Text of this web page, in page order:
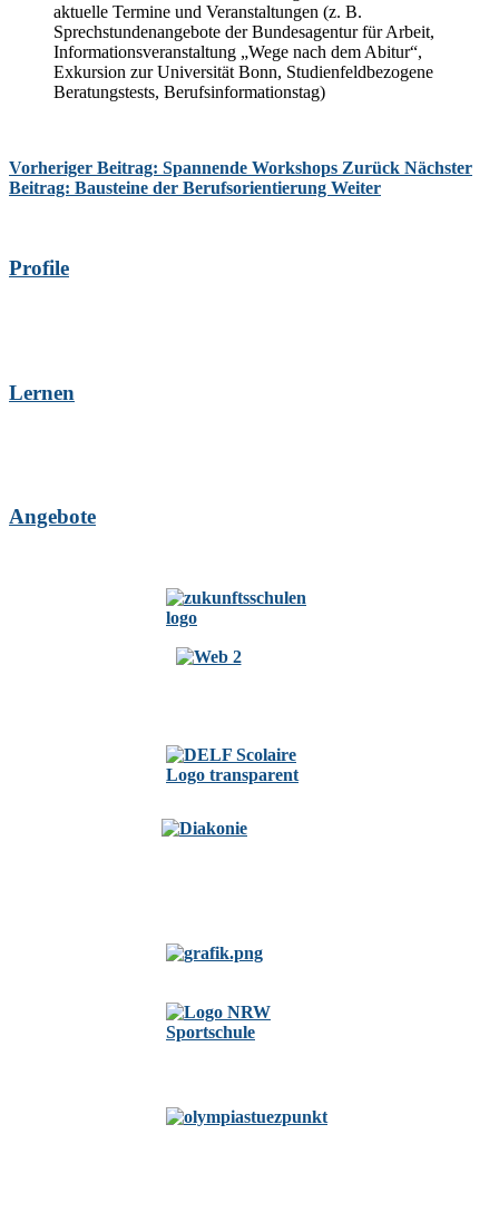
aktuelle Termine und Veranstaltungen (z. B.
Sprechstundenangebote der Bundesagentur für Arbeit,
Informationsveranstaltung „Wege nach dem Abitur“,
Exkursion zur Universität Bonn, Studienfeldbezogene
Beratungstests, Berufsinformationstag)
Vorheriger Beitrag: Spannende Workshops Zurück Nächster
Beitrag: Bausteine der Berufsorientierung Weiter
Profile
Lernen
Angebote